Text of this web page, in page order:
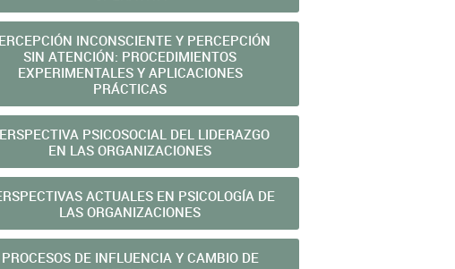
INCONSCIENTE Y PERCEPCIÓN
SIN ATENCIÓN: PROCEDIMIENTOS
EXPERIMENTALES Y APLICACIONES
PRÁCTICAS
PSICOSOCIAL DEL LIDERAZGO
EN LAS ORGANIZACIONES
ACTUALES EN PSICOLOGÍA DE
LAS ORGANIZACIONES
PROCESOS DE INFLUENCIA Y CAMBIO DE